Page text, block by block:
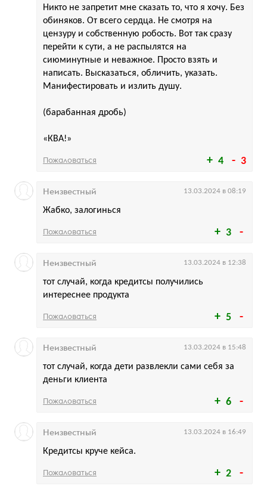
4 3
Никто не запретит мне сказать то, что я хочу. Без
обиняков. От всего сердца. Не смотря на
цензуру и собственную робость. Вот так сразу
перейти к сути, а не распылятся на
сиюминутные и неважное. Просто взять и
написать. Высказаться, обличить, указать.
Манифестировать и излить душу.
(барабанная дробь)
«КВА!»
Пожаловаться
3
Жабко, залогинься
Неизвестный 13.03.2024 в 08:19
Пожаловаться
5
тот случай, когда кредитсы получились
интереснее продукта
Неизвестный 13.03.2024 в 12:38
Пожаловаться
6
тот случай, когда дети развлекли сами себя за
деньги клиента
Неизвестный 13.03.2024 в 15:48
Пожаловаться
2
Кредитсы круче кейса.
Неизвестный 13.03.2024 в 16:49
Пожаловаться